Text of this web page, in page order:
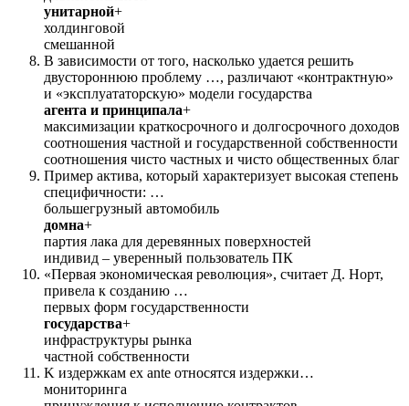
унитарной+
холдинговой
смешанной
В зависимости от того, насколько удается решить
двустороннюю проблему …, различают «контрактную»
и «эксплуататорскую» мoдeли государства
агента и принципала+
максимизации краткосрочного и долгосрочного доходов
соотношения частной и государственной собственности
соотношения чисто частных и чисто общественных благ
Пример актива, который характеризует выcoкaя степень
специфичности: …
большегрузный автомобиль
домна+
партия лака для деревянных поверхностей
индивид – уверенный пользователь ПК
«Первая экономическая революция», считает Д. Норт,
привела к созданию …
первых форм государственности
государства+
инфраструктуры рынка
частной собственности
K издержкам eх ante относятся издержки…
мониторинга